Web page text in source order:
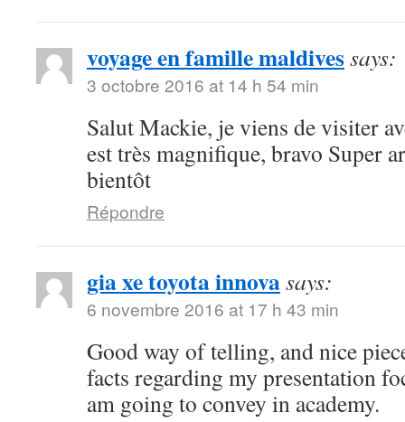
voyage en famille maldivessays:
3 octobre 2016 at 14 h 54 min
Salut Mackie, je viens de visiter
est très magnifique, bravo Super
bientôt
Répondre
gia xe toyota innovasays:
6 novembre 2016 at 17 h 43 min
Good way of telling, and nice
facts regarding my presentation
am going to convey in academy.